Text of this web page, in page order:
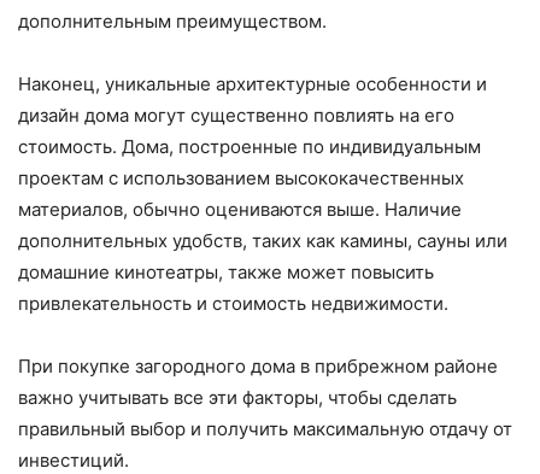
дополнительным преимуществом.
Наконец, уникальные архитектурные особенности и
дизайн дома могут существенно повлиять на его
стоимость. Дома, построенные по индивидуальным
проектам с использованием высококачественных
материалов, обычно оцениваются выше. Наличие
дополнительных удобств, таких как камины, сауны или
домашние кинотеатры, также может повысить
привлекательность и стоимость недвижимости.
При покупке загородного дома в прибрежном районе
важно учитывать все эти факторы, чтобы сделать
правильный выбор и получить максимальную отдачу от
инвестиций.